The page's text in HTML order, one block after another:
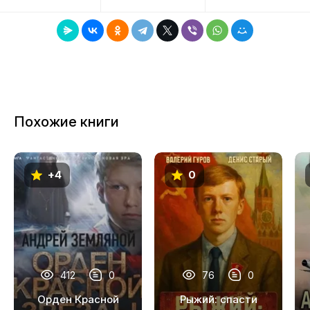
12
13
14
15
16
17
18
Похожие книги
+4
412 0
Орден Красной
0
76 0
Рыжий: спасти